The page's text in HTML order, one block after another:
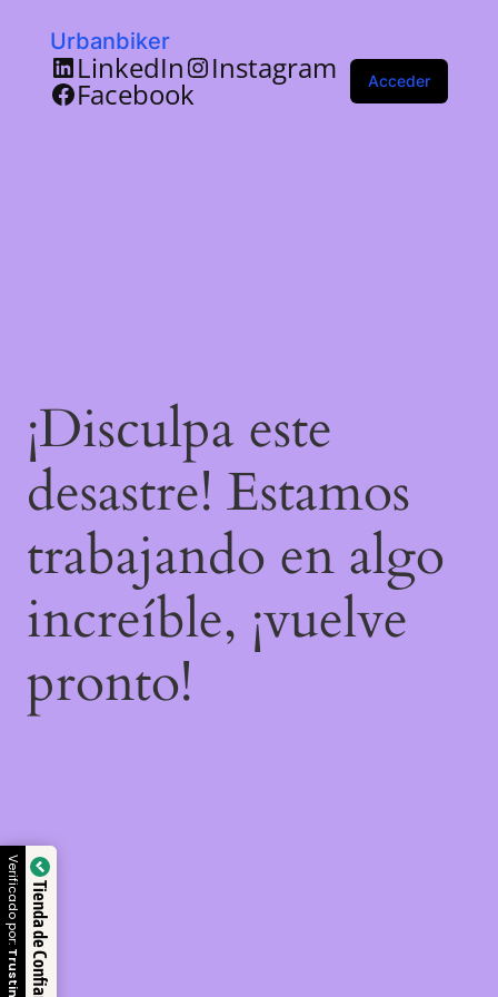
Urbanbiker
LinkedIn Instagram
Facebook Acceder
¡Disculpa este
desastre! Estamos
trabajando en algo
increíble, ¡vuelve
pronto!
Tienda de Confianza
Verificado por: